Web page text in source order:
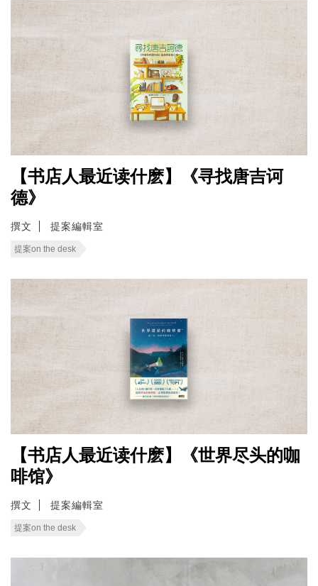
【书店人最近读什麽】《寻找唐吉诃
德》
撰文 提案編輯室
提案on the desk
【书店人最近读什麽】《世界尽头的咖
啡馆》
撰文 提案編輯室
提案on the desk